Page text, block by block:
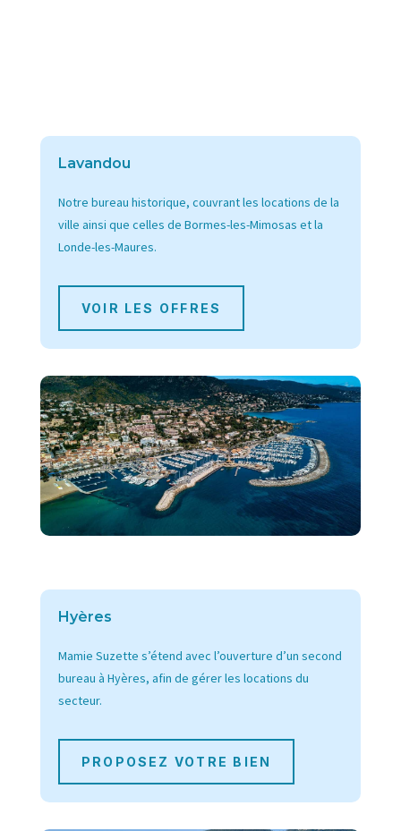
Lavandou
Notre bureau historique, couvrant les locations de la
ville ainsi que celles de Bormes-les-Mimosas et la
Londe-les-Maures.
VOIR LES OFFRES
Hyères
Mamie Suzette s’étend avec l’ouverture d’un second
bureau à Hyères, afin de gérer les locations du
secteur.
PROPOSEZ VOTRE BIEN